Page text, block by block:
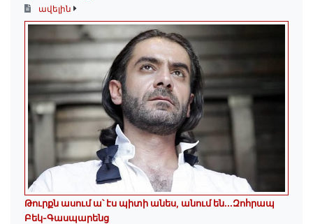
ավելին
Թուրքն ասում ա՝ էս պիտի անես, անում են․․․Զոհրապ
Բեկ-Գասպարենց